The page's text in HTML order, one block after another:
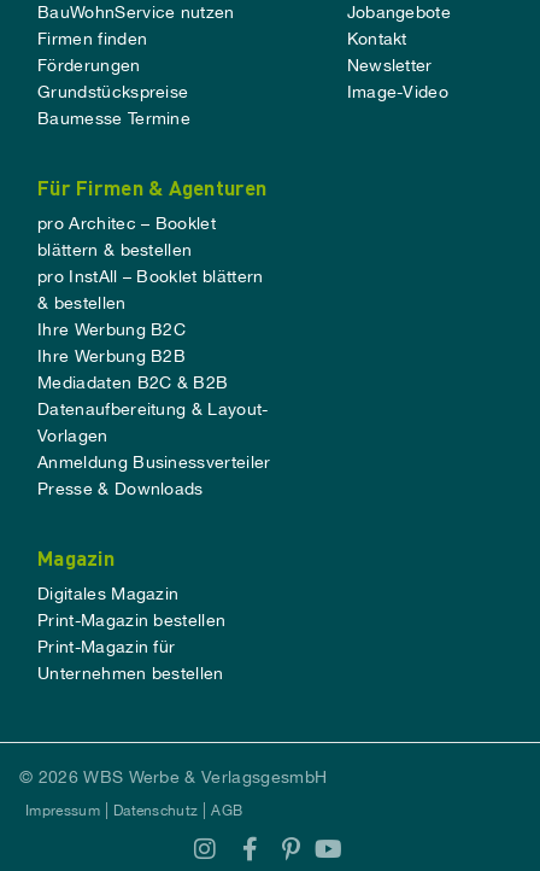
BauWohnService nutzen
Firmen finden
Förderungen
Grundstückspreise
Baumesse Termine
Jobangebote
Kontakt
Newsletter
Image-Video
Für Firmen & Agenturen
pro Architec – Booklet
blättern & bestellen
pro InstAll – Booklet blättern
& bestellen
Ihre Werbung B2C
Ihre Werbung B2B
Mediadaten B2C & B2B
Datenaufbereitung & Layout-
Vorlagen
Anmeldung Businessverteiler
Presse & Downloads
Magazin
Digitales Magazin
Print-Magazin bestellen
Print-Magazin für
Unternehmen bestellen
© 2026 WBS Werbe & VerlagsgesmbH
Impressum Datenschutz AGB